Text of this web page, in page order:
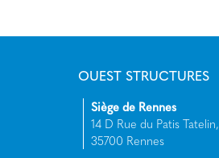
OUEST STRUCTURES
Siège de Rennes
14 D Rue du Patis Tatelin,
35700 Rennes